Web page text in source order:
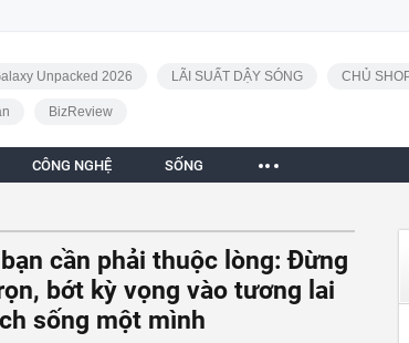
Unpacked 2026 LÃI SUẤT DẬY SÓNG CHỦ
BizReview
CÔNG NGHỆ SỐNG
cần phải thuộc lòng: Đừng
bớt kỳ vọng vào tương lai
sống một mình